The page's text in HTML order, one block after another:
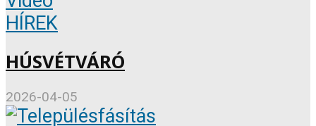
HÍREK
HÚSVÉTVÁRÓ
2026-04-05